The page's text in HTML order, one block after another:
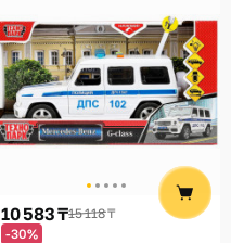
10 583 ₸15 118 ₸
-30%